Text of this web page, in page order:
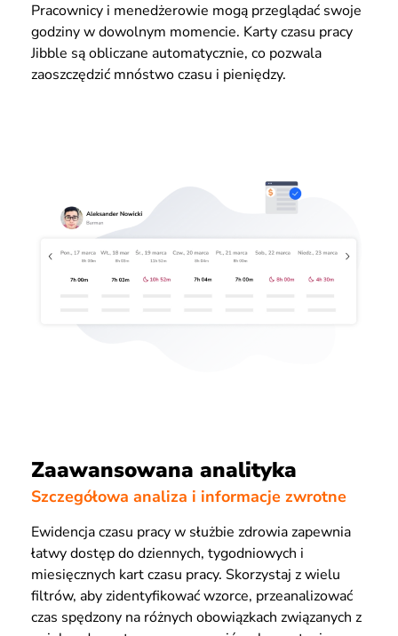
Pracownicy i menedżerowie mogą przeglądać swoje
godziny w dowolnym momencie. Karty czasu pracy
Jibble są obliczane automatycznie, co pozwala
zaoszczędzić mnóstwo czasu i pieniędzy.
Zaawansowana analityka
Szczegółowa analiza i informacje zwrotne
Ewidencja czasu pracy w służbie zdrowia zapewnia
łatwy dostęp do dziennych, tygodniowych i
miesięcznych kart czasu pracy. Skorzystaj z wielu
filtrów, aby zidentyfikować wzorce, przeanalizować
czas spędzony na różnych obowiązkach związanych z